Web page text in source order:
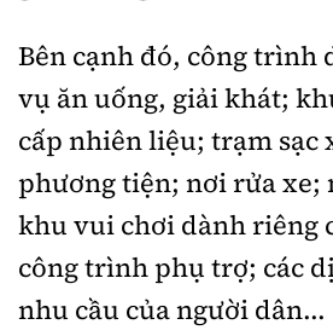
Bên cạnh đó, công
vụ ăn uống, giải khát;
cấp nhiên liệu; trạm sạc
phương tiện; nơi rửa xe;
khu vui chơi dành riêng
công trình phụ trợ; các
nhu cầu của người dân...